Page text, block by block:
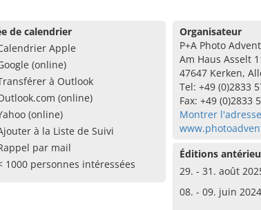
de calendrier
Apple
(online)
à Outlook
(online)
(online)
à la Liste de Suivi
par mail
1000 personnes intéressées
Organisateur
P+A Photo
Am Haus Asselt
47647 Kerken,
Tel: +49 (0)2833
Fax: +49 (0)2833
Montrer
Éditions
29. - 31. août
08. - 09. juin 2024